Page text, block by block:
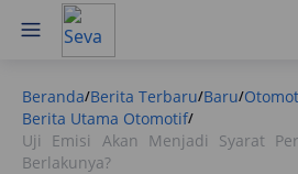
Beranda/Berita Terbaru/Baru/
Berita Utama Otomotif/
Uji Emisi Akan Menjadi Syarat
Berlakunya?